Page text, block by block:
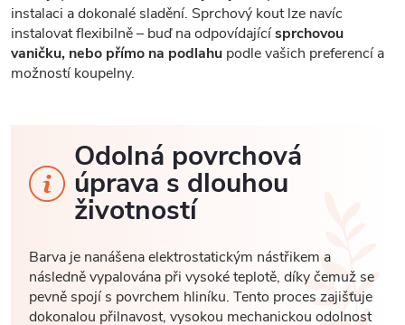
instalaci a dokonalé sladění. Sprchový kout lze navíc
instalovat flexibilně – buď na odpovídajícísprchovou
vaničku, nebo přímo na podlahu podle vašich preferencí a
možností koupelny.
Odolná povrchová
úprava s dlouhou
životností
Barva je nanášena elektrostatickým nástřikem a
následně vypalována při vysoké teplotě, díky čemuž se
pevně spojí s povrchem hliníku. Tento proces zajišťuje
dokonalou přilnavost, vysokou mechanickou odolnost